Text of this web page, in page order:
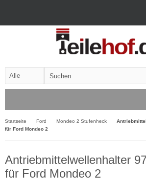
Startseite Ford Mondeo 2 Stufenheck
für Ford Mondeo 2
Antriebmittelwellenhalter
für Ford Mondeo 2